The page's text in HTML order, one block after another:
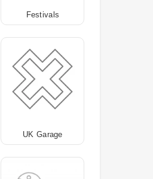
Festivals
UK Garage